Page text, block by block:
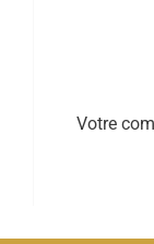
Votre